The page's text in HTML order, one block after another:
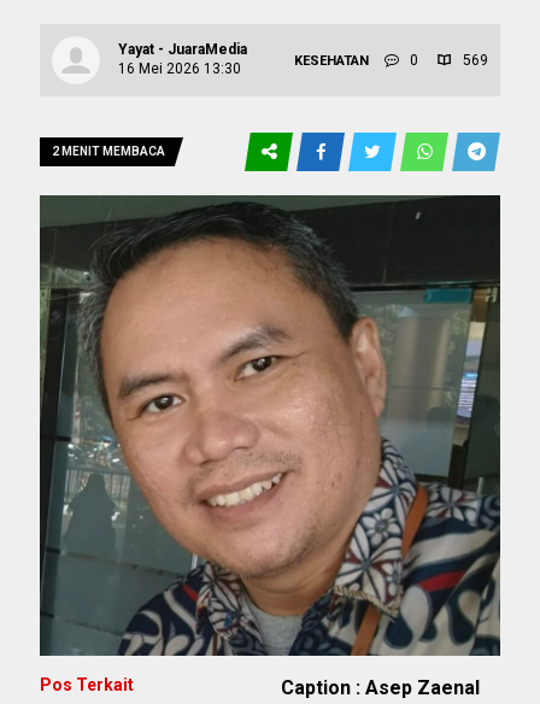
Yayat - JuaraMedia
16 Mei 2026 13:30
KESEHATAN 0 569
2 MENIT MEMBACA
Caption : Asep Zaenal
Pos Terkait